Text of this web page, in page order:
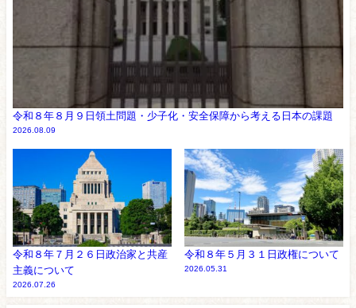
令和８年８月９日領土問題・少子化・安全保障から考える日本の課題
2026.08.09
令和８年７月２６日政治家と共産
主義について
2026.07.26
令和８年５月３１日政権について
2026.05.31